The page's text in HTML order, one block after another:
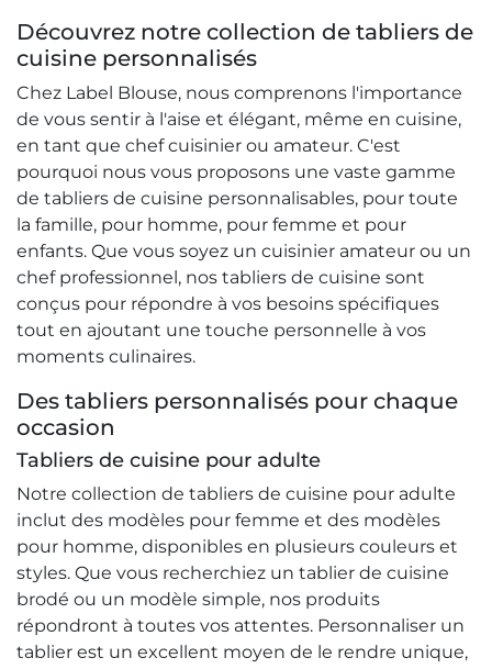
Découvrez notre collection de tabliers de
cuisine personnalisés
Chez Label Blouse, nous comprenons l'importance
de vous sentir à l'aise et élégant, même en cuisine,
en tant que chef cuisinier ou amateur. C'est
pourquoi nous vous proposons une vaste gamme
de tabliers de cuisine personnalisables, pour toute
la famille, pour homme, pour femme et pour
enfants. Que vous soyez un cuisinier amateur ou un
chef professionnel, nos tabliers de cuisine sont
conçus pour répondre à vos besoins spécifiques
tout en ajoutant une touche personnelle à vos
moments culinaires.
Des tabliers personnalisés pour chaque
occasion
Tabliers de cuisine pour adulte
Notre collection de tabliers de cuisine pour adulte
inclut des modèles pour femme et des modèles
pour homme, disponibles en plusieurs couleurs et
styles. Que vous recherchiez un tablier de cuisine
brodé ou un modèle simple, nos produits
répondront à toutes vos attentes. Personnaliser un
tablier est un excellent moyen de le rendre unique,